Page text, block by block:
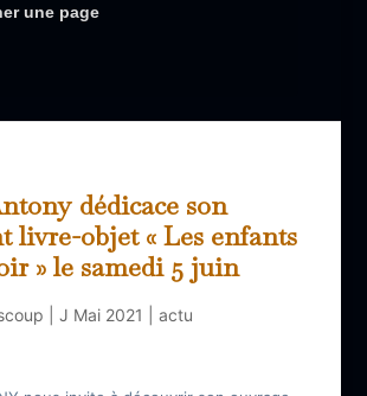
une page
dédicace son
livre-objet « Les enfants
» le samedi 5 juin
J Mai 2021 actu